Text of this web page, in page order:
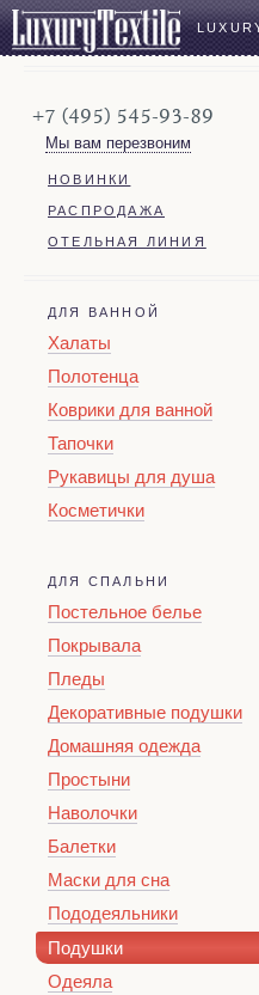
+7 (495) 545-93-89
Мы вам перезвоним
НОВИНКИ
РАСПРОДАЖА
ОТЕЛЬНАЯ ЛИНИЯ
ДЛЯ ВАННОЙ
Халаты
Полотенца
Коврики для ванной
Тапочки
Рукавицы для душа
Косметички
ДЛЯ СПАЛЬНИ
Постельное белье
Покрывала
Пледы
Декоративные подушки
Домашняя одежда
Простыни
Наволочки
Балетки
Маски для сна
Пододеяльники
Подушки
Одеяла